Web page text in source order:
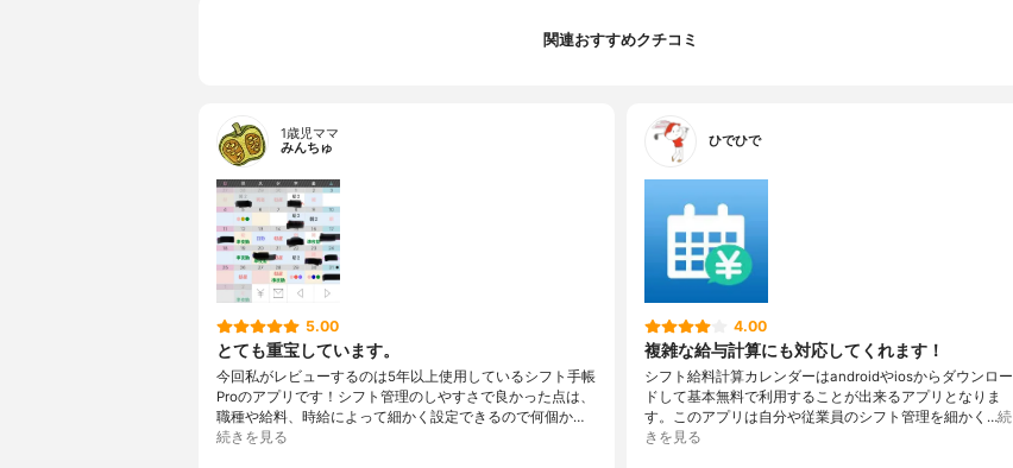
関連おすすめクチコミ
1歳児ママ
みんちゅ
5.00
とても重宝しています。
今回私がレビューするのは5年以上使用しているシフト手帳
Proのアプリです！シフト管理のしやすさで良かった点は、
職種や給料、時給によって細かく設定できるので何個か…
続きを見る
ひでひで
4.00
複雑な給与計算にも対応してくれます！
シフト給料計算カレンダーはandroidやiosからダウンロー
ドして基本無料で利用することが出来るアプリとなりま
す。このアプリは自分や従業員のシフト管理を細かく…続
きを見る